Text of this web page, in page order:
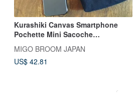
Kurashiki Canvas Smartphone
Pochette Mini Sacoche
Smartphone Shoulder
Smartphone Pouch Black
MIGO BROOM JAPAN
US$ 42.81